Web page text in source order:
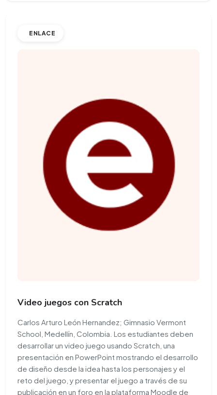
ENLACE
Video juegos con Scratch
Carlos Arturo León Hernandez; Gimnasio Vermont
School, Medellín, Colombia. Los estudiantes deben
desarrollar un video juego usando Scratch, una
presentación en PowerPoint mostrando el desarrollo
de diseño desde la idea hasta los personajes y el
reto del juego, y presentar el juego a través de su
publicación en un foro en la plataforma Moodle de